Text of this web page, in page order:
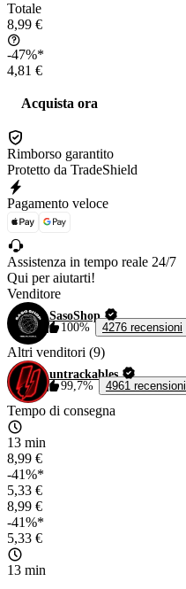
Totale
8,99 €
-47%*
4,81 €
Acquista ora
Rimborso garantito
Protetto da TradeShield
Pagamento veloce
Assistenza in tempo reale 24/7
Qui per aiutarti!
Venditore
SasoShop
100%
4276 recensioni
Altri venditori (9)
untrackables
99,7%
4961 recensioni
Tempo di consegna
13 min
8,99 €
-41%*
5,33 €
8,99 €
-41%*
5,33 €
13 min